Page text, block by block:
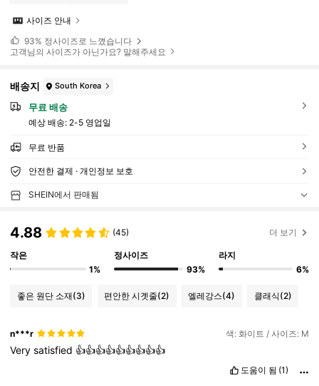
사이즈 안내
93% 정사이즈로 느꼈습니다
고객님의 사이즈가 아닌가요? 말해주세요
배송지 South Korea
무료 배송
예상 배송: 2-5 영업일
무료 반품
안전한 결제 · 개인정보 보호
SHEIN에서 판매됨
4.88 (45) 더 보기
작은
1%
정사이즈
93%
라지
6%
좋은 원단 소재(3) 편안한 시곗줄(2) 엘레강스(4) 클래식(2)
n***r 색: 화이트 / 사이즈: M
Verysatisfied 👍👍👍👍👍👍👍👍👍
도움이 됨 (1)